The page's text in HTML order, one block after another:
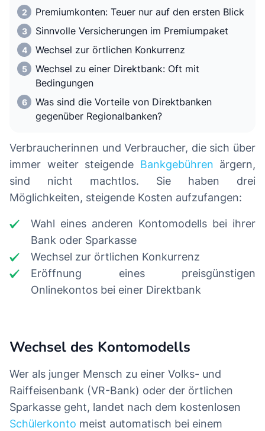
Premiumkonten: Teuer nur auf den ersten Blick
Sinnvolle Versicherungen im Premiumpaket
Wechsel zur örtlichen Konkurrenz
Wechsel zu einer Direktbank: Oft mit
Bedingungen
Was sind die Vorteile von Direktbanken
gegenüber Regionalbanken?
Verbraucherinnen und Verbraucher, die sich über
immer weiter steigende Bankgebühren ärgern,
sind nicht machtlos. Sie haben drei
Möglichkeiten, steigende Kosten aufzufangen:
Wahl eines anderen Kontomodells bei ihrer
Bank oder Sparkasse
Wechsel zur örtlichen Konkurrenz
Eröffnung eines preisgünstigen
Onlinekontos bei einer Direktbank
Wechsel des Kontomodells
Wer als junger Mensch zu einer Volks- und
Raiffeisenbank (VR-Bank) oder der örtlichen
Sparkasse geht, landet nach dem kostenlosen
Schülerkonto meist automatisch bei einem